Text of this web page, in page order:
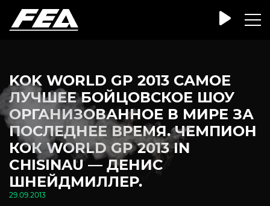
KOK WORLD GP 2013 САМОЕ
ЛУЧШЕЕ БОЙЦОВСКОЕ ШОУ
ОРГАНИЗОВАННОЕ В МИРЕ ЗА
ПОСЛЕДНЕЕ ВРЕМЯ. ЧЕМПИОН
КОК WORLD GP 2013 IN
CHISINAU — ДЕНИС
ШНЕЙДМИЛЛЕР.
29.09.2013